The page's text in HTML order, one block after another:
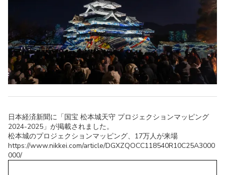
日本経済新聞に「国宝 松本城天守 プロジェクションマッピング
2024-2025」が掲載されました。
松本城のプロジェクションマッピング、17万人が来場
https://www.nikkei.com/article/DGXZQOCC118540R10C25A3000
000/